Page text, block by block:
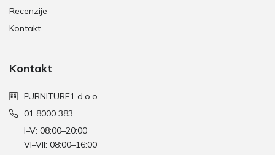
Recenzije
Kontakt
Kontakt
FURNITURE1 d.o.o.
01 8000 383
I–V: 08:00–20:00
VI–VII: 08:00–16:00